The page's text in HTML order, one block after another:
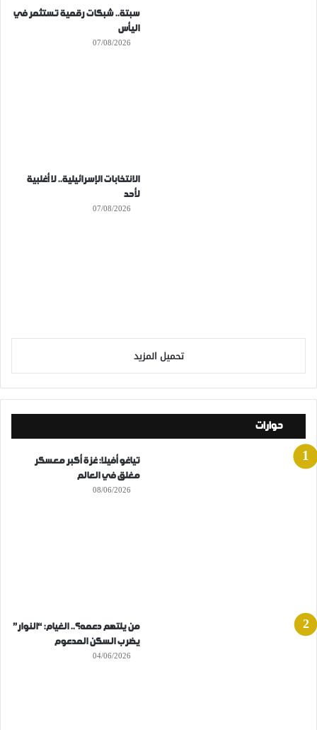
سبتة.. شبكات رقمية تستثمر في
اليأس
07/08/2026
الانتخابات الإسرائيلية.. لا أغلبية
لأحد
07/08/2026
تحميل المزيد
حوارات
تياغو أفيلا: غزة أكبر معسكر
مغلق في العالم
08/06/2026
من يلتهم دعمه؟.. الغيام: “النوار”
يضرب السكن المدعوم
04/06/2026